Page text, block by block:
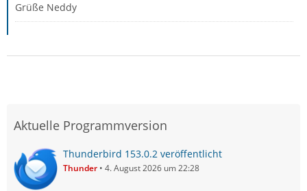
Grüße Neddy
Aktuelle Programmversion
Thunderbird 153.0.2 veröffentlicht
Thunder 4. August 2026 um 22:28